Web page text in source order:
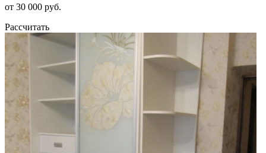
от 30 000 руб.
Рассчитать